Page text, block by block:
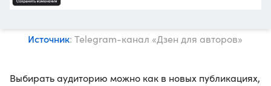
Источник: Telegram-канал «Дзен для авторов»
Выбирать аудиторию можно как в новых публикациях,